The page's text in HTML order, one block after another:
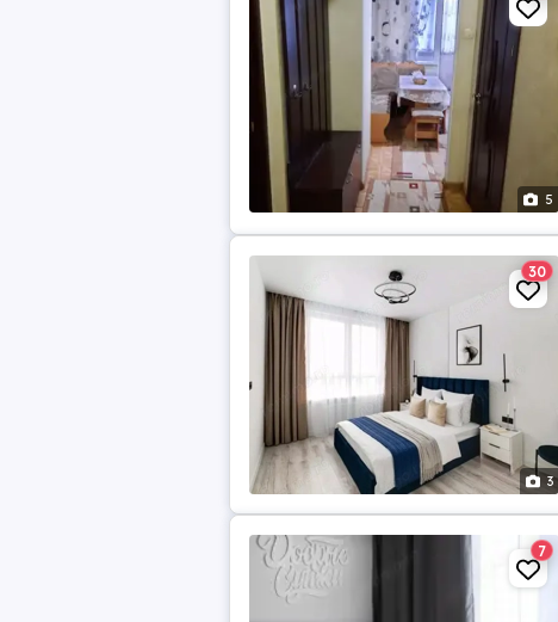
5
3
30
7